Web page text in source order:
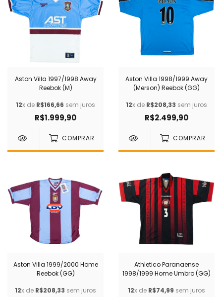
Aston Villa 1997/1998 Away
Reebok (M)
12x de R$166,66 sem juros
R$1.999,90
COMPRAR
Aston Villa 1998/1999 Away
(Merson) Reebok (GG)
12x de R$208,33 sem juros
R$2.499,90
COMPRAR
Aston Villa 1999/2000 Home
Reebok (GG)
12x de R$208,33 sem juros
Athletico Paranaense
1998/1999 Home Umbro (GG)
12x de R$74,99 sem juros